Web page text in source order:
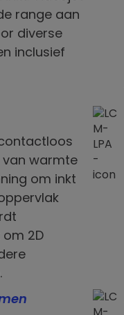
range aan
diverse
inclusief
warmte
om inkt
2D